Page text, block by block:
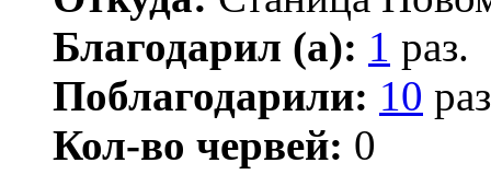
Благодарил (а): 1 раз.
Поблагодарили: 10
Кол-во червей: 0